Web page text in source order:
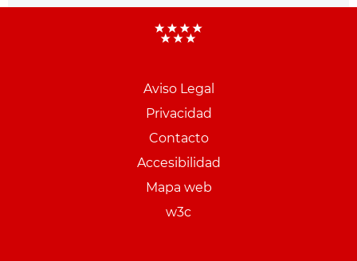
Aviso Legal
Privacidad
Contacto
Accesibilidad
Mapa web
w3c